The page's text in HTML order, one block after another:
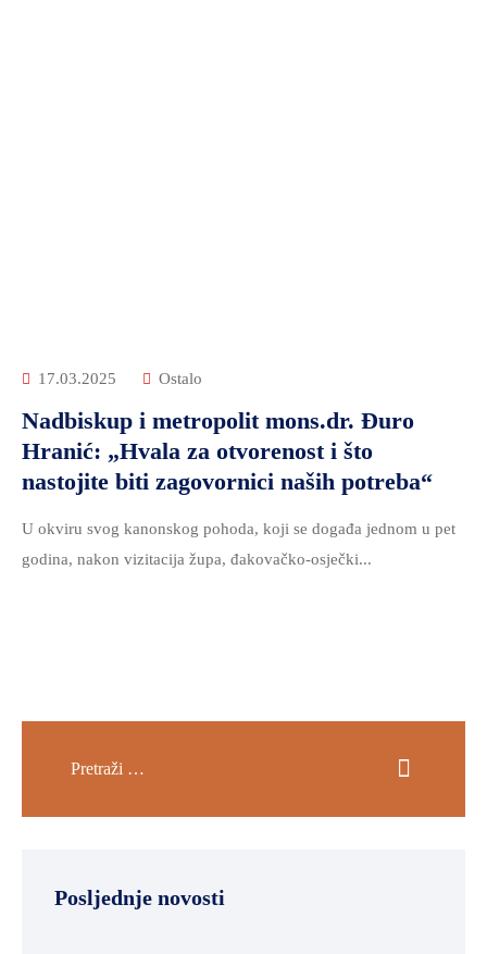
17.03.2025 Ostalo
Nadbiskup i metropolit mons.dr. Đuro
Hranić: „Hvala za otvorenost i što
nastojite biti zagovornici naših potreba“
U okviru svog kanonskog pohoda, koji se događa jednom u pet
godina, nakon vizitacija župa, đakovačko-osječki...
Posljednje novosti